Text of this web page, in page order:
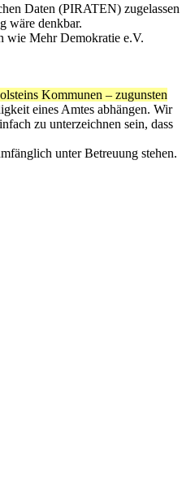
Daten (PIRATEN) zugelassen
wäre denkbar.
wie Mehr Demokratie e.V.
Kommunen – zugunsten
eines Amtes abhängen. Wir
zu unterzeichnen sein, dass
unter Betreuung stehen.